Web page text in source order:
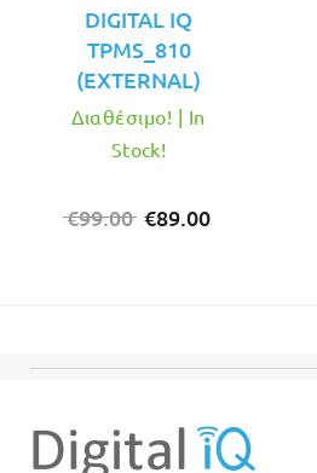
DIGITAL IQ
TPMS_810
(EXTERNAL)
€99.00 Original
€89.00
Διαθέσιμο! | In
Stock!